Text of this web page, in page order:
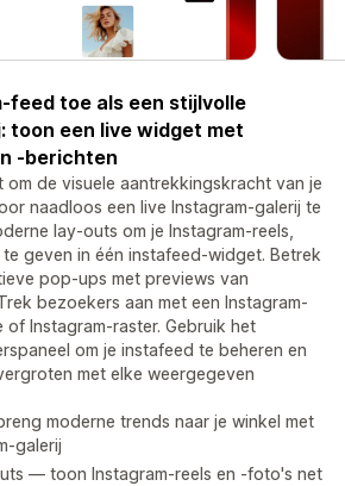
feed toe als een stijlvolle
toon een live widget met
-berichten
om de visuele aantrekkingskracht van je
naadloos een live Instagram-galerij te
lay-outs om je Instagram-reels,
geven in één instafeed-widget. Betrek
pop-ups met previews van
bezoekers aan met een Instagram-
Instagram-raster. Gebruik het
om je instafeed te beheren en
met elke weergegeven
moderne trends naar je winkel met
galerij
— toon Instagram-reels en -foto's net